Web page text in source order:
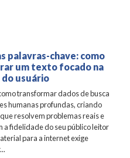
palavras-chave: como
um texto focado na
usuário
transformar dados de busca
humanas profundas, criando
resolvem problemas reais e
a fidelidade do seu público leitor
para a internet exige